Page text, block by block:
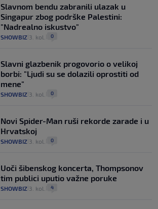
Slavnom bendu zabranili ulazak u
Singapur zbog podrške Palestini:
"Nadrealno iskustvo"
SHOWBIZ 3. kol. 0
Slavni glazbenik progovorio o velikoj
borbi: "Ljudi su se dolazili oprostiti od
mene"
SHOWBIZ 3. kol. 0
Novi Spider-Man ruši rekorde zarade i u
Hrvatskoj
SHOWBIZ 3. kol. 0
Uoči šibenskog koncerta, Thompsonov
tim publici uputio važne poruke
SHOWBIZ 3. kol. 4